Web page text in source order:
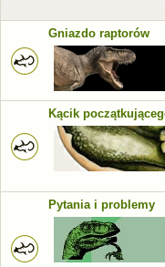
Gniazdo raptorów
Kącik
Pytania i problemy